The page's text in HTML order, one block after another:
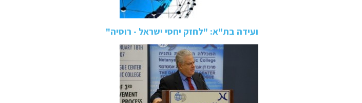
ועידה בת"א: "לחזק יחסי ישראל - רוסיה"